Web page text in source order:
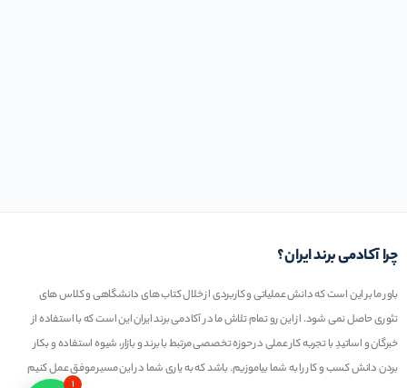
چرا آکادمی برند ایران؟
باور ما بر این است که دانش عملیاتی و کاربردی از خلال کتاب های دانشگاهی و کلاس های
تئوری حاصل نمی شود. از این رو تمام تلاش ما در آکادمی برند ایران این است که با استفاده از
خبرگان و اساتیدِ با تجربه کار عملی در حوزه تخصصی مرتبط با برند و بازار، شیوه استفاده و بکار
بردن دانش کسب و کار را به شما بیاموزیم. باشد که به یاری شما در این مسیر موفق عمل کنیم
۱